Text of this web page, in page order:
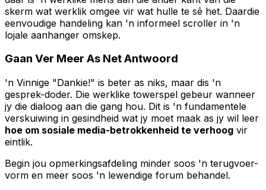
skerm wat werklik omgee vir wat hulle te sê het. Daardie
eenvoudige handeling kan 'n informeel scroller in 'n
lojale aanhanger omskep.
Gaan Ver Meer As Net Antwoord
'n Vinnige "Dankie!" is beter as niks, maar dis 'n
gesprek-doder. Die werklike towerspel gebeur wanneer
jy die dialoog aan die gang hou. Dit is 'n fundamentele
verskuiwing in gesindheid wat jy moet maak as jy wil leer
hoe om sosiale media-betrokkenheid te verhoog vir
eintlik.
Begin jou opmerkingsafdeling minder soos 'n terugvoer-
vorm en meer soos 'n lewendige forum behandel.